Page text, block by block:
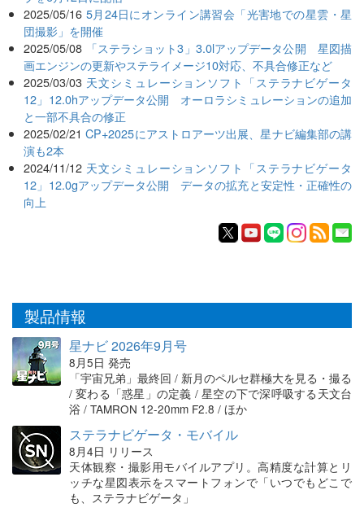
2025/05/16 5月24日にオンライン講習会「光害地での星雲・星
団撮影」を開催
2025/05/08
「ステラショット3」3.0lアップデータ公開 星図描
画エンジンの更新やステライメージ10対応、不具合修正など
2025/03/03 天文シミュレーションソフト「ステラナビゲータ
12」12.0hアップデータ公開 オーロラシミュレーションの追加
と一部不具合の修正
2025/02/21 CP+2025にアストロアーツ出展、星ナビ編集部の講
演も2本
2024/11/12 天文シミュレーションソフト「ステラナビゲータ
12」12.0gアップデータ公開 データの拡充と安定性・正確性の
向上
製品情報
星ナビ 2026年9月号
8月5日 発売
「宇宙兄弟」最終回 / 新月のペルセ群極大を見る・撮る
/ 変わる「惑星」の定義 / 星空の下で深呼吸する天文台
浴 / TAMRON 12-20mm F2.8 / ほか
ステラナビゲータ・モバイル
8月4日 リリース
天体観察・撮影用モバイルアプリ。高精度な計算とリ
ッチな星図表示をスマートフォンで「いつでもどこで
も、ステラナビゲータ」